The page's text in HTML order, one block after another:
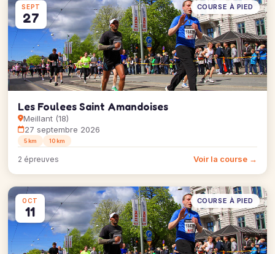
SEPT
27
COURSE À PIED
Les Foulees Saint Amandoises
Meillant (18)
27 septembre 2026
5 km 10 km
2 épreuves Voir la course →
OCT
11
COURSE À PIED